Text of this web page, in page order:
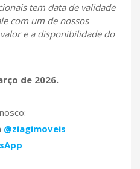
tem data de validade
com um de nossos
e a disponibilidade do
de 2026.
@ziagimoveis